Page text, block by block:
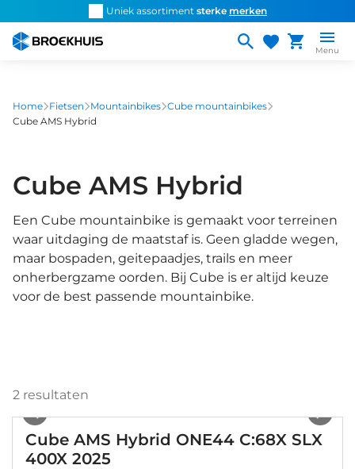
naar
gaan
Uniek assortiment sterke merken
Menu
Home Fietsen Mountainbikes Cube mountainbikes
Cube AMS Hybrid
Cube AMS Hybrid
Een Cube mountainbike is gemaakt voor terreinen
waar uitdaging de maatstaf is. Geen gladde wegen,
maar bospaden, geitepaadjes, trails en meer
onherbergzame oorden. Bij Cube is er altijd keuze
voor de best passende mountainbike.
2 resultaten
Cube AMS Hybrid ONE44 C:68X SLX
400X 2025